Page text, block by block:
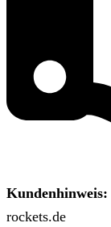
Kundenhinweis:
rockets.de